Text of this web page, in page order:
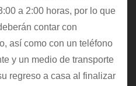
a 2:00 horas, por lo que
contar con
así como con un teléfono
y un medio de transporte
regreso a casa al finalizar